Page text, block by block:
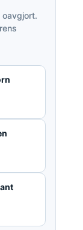
oavgjort.